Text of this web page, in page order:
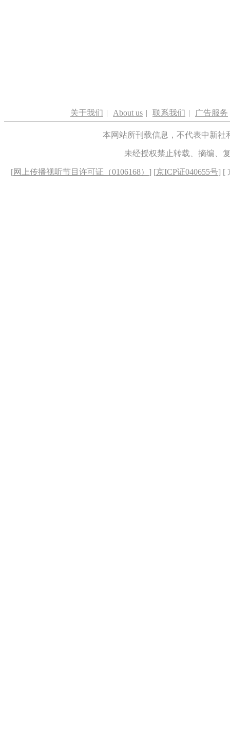
关于我们 | About us | 联系我们 | 广告服务
本网站所刊载信息，不代表中新
未经授权禁止转载、摘编、
[网上传播视听节目许可证（0106168） ] [京ICP证040655号] [